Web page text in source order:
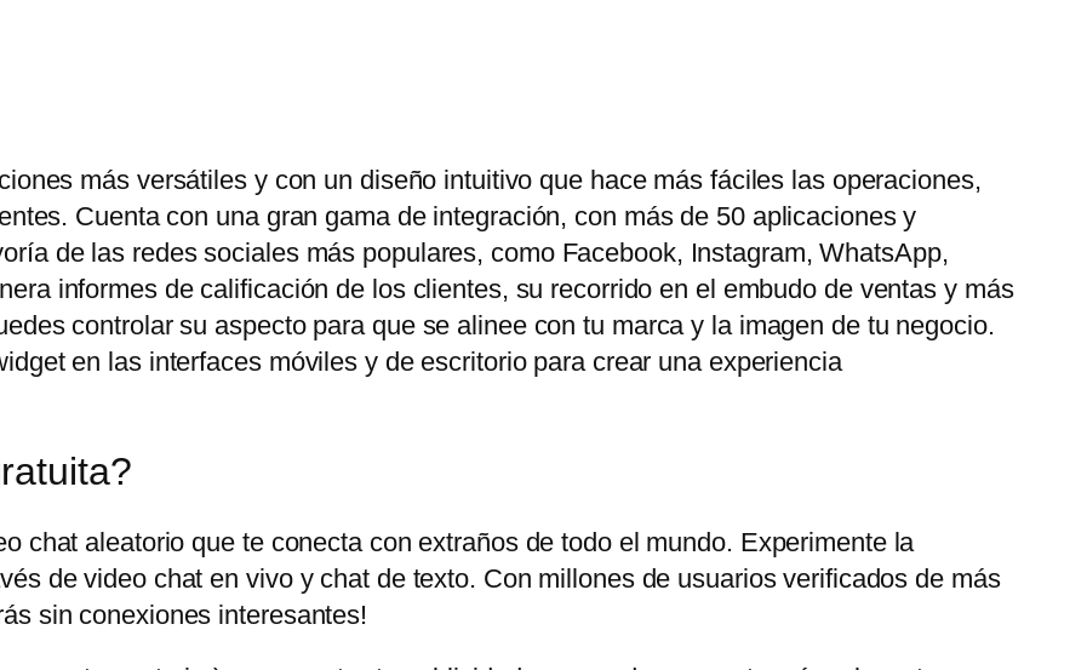
más versátiles y con un diseño intuitivo que hace más fáciles las operaciones,
Cuenta con una gran gama de integración, con más de 50 aplicaciones y
de las redes sociales más populares, como Facebook, Instagram, WhatsApp,
informes de calificación de los clientes, su recorrido en el embudo de ventas y más
controlar su aspecto para que se alinee con tu marca y la imagen de tu negocio.
en las interfaces móviles y de escritorio para crear una experiencia
chat aleatorio que te conecta con extraños de todo el mundo. Experimente la
de video chat en vivo y chat de texto. Con millones de usuarios verificados de más
sin conexiones interesantes!